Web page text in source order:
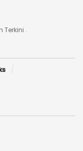
Terkini .